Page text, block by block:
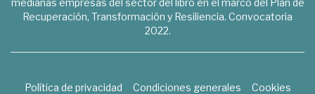
Recuperación, Transformación y Resiliencia. Convocatoria
2022.
Política de privacidad Condiciones generales
Cookies